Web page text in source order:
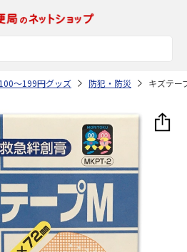
100～199円グッズ 防犯・防災 キズテ